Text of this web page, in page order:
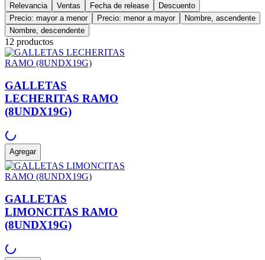
Relevancia
Ventas Fecha de release
Descuento
Precio: mayor a menor
Precio: menor a mayor
Nombre, ascendente
Nombre, descendente
12 productos
GALLETAS
LECHERITAS RAMO
(8UNDX19G)
Agregar
GALLETAS
LIMONCITAS RAMO
(8UNDX19G)